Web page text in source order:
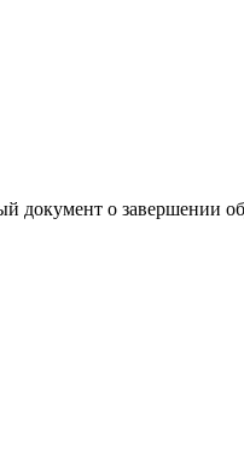
документ о завершении